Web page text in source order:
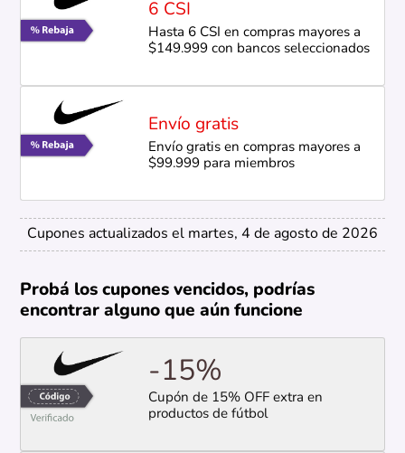
6 CSI
Hasta 6 CSI en compras mayores a
$149.999 con bancos seleccionados
Envío gratis
Envío gratis en compras mayores a
$99.999 para miembros
Cupones actualizados el martes, 4 de agosto de 2026
Probá los cupones vencidos, podrías
encontrar alguno que aún funcione
-15%
Cupón de 15% OFF extra en
productos de fútbol